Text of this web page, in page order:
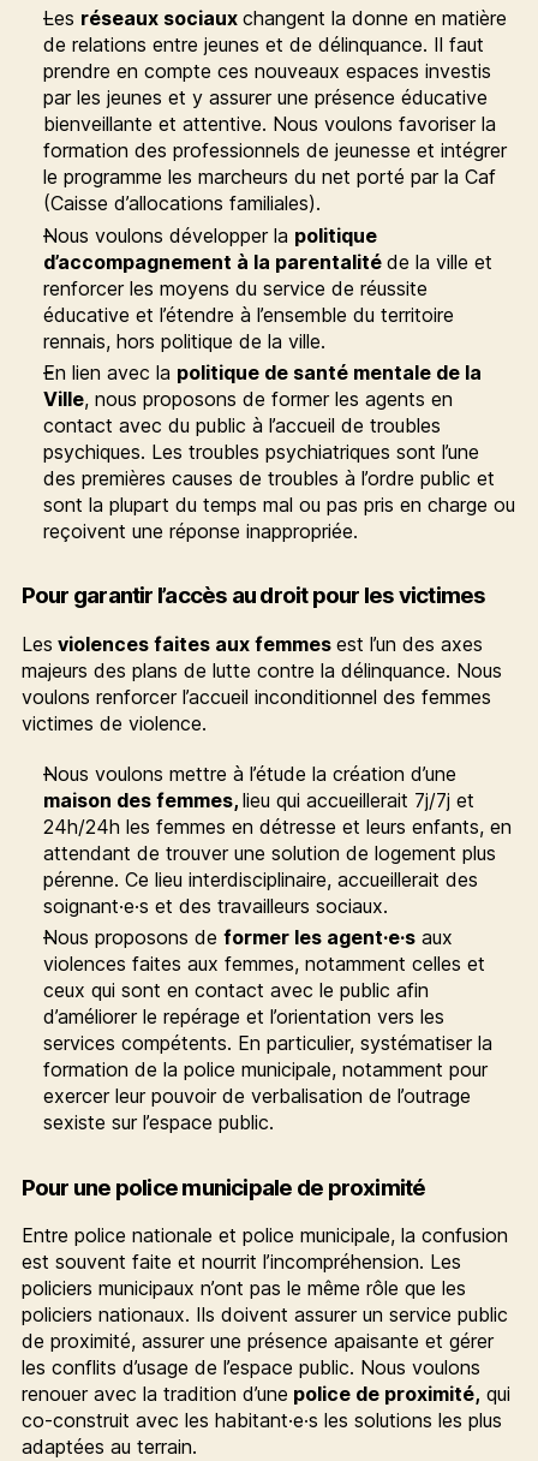
Les réseaux sociaux changent la donne en matière
de relations entre jeunes et de délinquance. Il faut
prendre en compte ces nouveaux espaces investis
par les jeunes et y assurer une présence éducative
bienveillante et attentive. Nous voulons favoriser la
formation des professionnels de jeunesse et intégrer
le programme les marcheurs du net porté par la Caf
(Caisse d’allocations familiales).
Nous voulons développer la politique
d’accompagnement à la parentalité de la ville et
renforcer les moyens du service de réussite
éducative et l’étendre à l’ensemble du territoire
rennais, hors politique de la ville.
En lien avec la politique de santé mentale de la
Ville, nous proposons de former les agents en
contact avec du public à l’accueil de troubles
psychiques. Les troubles psychiatriques sont l’une
des premières causes de troubles à l’ordre public et
sont la plupart du temps mal ou pas pris en charge ou
reçoivent une réponse inappropriée.
Pour garantir l’accès au droit pour les victimes
Les violences faites aux femmes est l’un des axes
majeurs des plans de lutte contre la délinquance. Nous
voulons renforcer l’accueil inconditionnel des femmes
victimes de violence.
Nous voulons mettre à l’étude la création d’une
maison des femmes, lieu qui accueillerait 7j/7j et
24h/24h les femmes en détresse et leurs enfants, en
attendant de trouver une solution de logement plus
pérenne. Ce lieu interdisciplinaire, accueillerait des
soignant·e·s et des travailleurs sociaux.
Nous proposons de former les agent·e·saux
violences faites aux femmes, notamment celles et
ceux qui sont en contact avec le public afin
d’améliorer le repérage et l’orientation vers les
services compétents. En particulier, systématiser la
formation de la police municipale, notamment pour
exercer leur pouvoir de verbalisation de l’outrage
sexiste sur l’espace public.
Pour une police municipale de proximité
Entre police nationale et police municipale, la confusion
est souvent faite et nourrit l’incompréhension. Les
policiers municipaux n’ont pas le même rôle que les
policiers nationaux. Ils doivent assurer un service public
de proximité, assurer une présence apaisante et gérer
les conflits d’usage de l’espace public. Nous voulons
renouer avec la tradition d’une police de proximité, qui
co-construit avec les habitant·e·s les solutions les plus
adaptées au terrain.